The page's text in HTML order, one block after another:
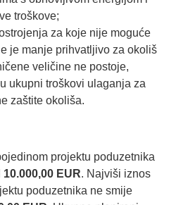
troškove;
za koje nije moguće
je manje prihvatljivo za okoliš
veličine ne postoje,
ukupni troškovi ulaganja za
zaštite okoliša.
projektu poduzetnika
10.000,00 EUR. Najviši iznos
poduzetnika ne smije